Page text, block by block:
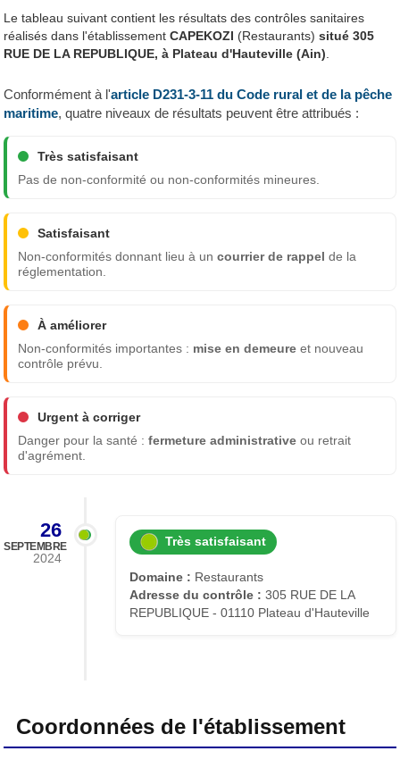
Le tableau suivant contient les résultats des contrôles sanitaires
réalisés dans l'établissementCAPEKOZI (Restaurants) situé 305
RUE DE LA REPUBLIQUE, à Plateau d'Hauteville (Ain)
Conformément à l'article D231-3-11 du Code rural et de la pêche
maritime, quatre niveaux de résultats peuvent être attribués :
Très satisfaisant
Pas de non-conformité ou non-conformités mineures.
Satisfaisant
Non-conformités donnant lieu à uncourrier de rappel de la
réglementation.
À améliorer
Non-conformités importantes : mise en demeure et nouveau
contrôle prévu.
Urgent à corriger
Danger pour la santé :fermeture administrative ou retrait
d'agrément.
26
SEPTEMBRE
2024
Très satisfaisant
Domaine : Restaurants
Adresse du contrôle : 305 RUE DE LA
REPUBLIQUE - 01110 Plateau d'Hauteville
Coordonnées de l'établissement